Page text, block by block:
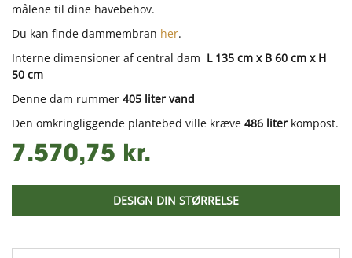
målene til dine havebehov.
Du kan finde dammembran her.
Interne dimensioner af central dam L 135 cm x B 60 cm x H
50 cm
Denne dam rummer 405 liter vand
Den omkringliggende plantebed ville kræve 486 liter kompost.
7.570,75 kr.
DESIGN DIN STØRRELSE